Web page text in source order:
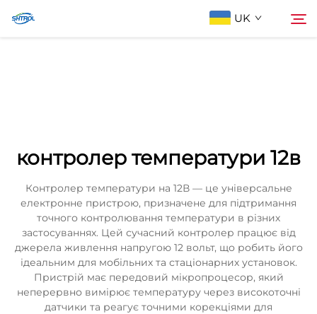
UK
Зв'яжіться з нами
контролер температури 12в
Контролер температури на 12В — це універсальне
електронне пристрою, призначене для підтримання
точного контролювання температури в різних
застосуваннях. Цей сучасний контролер працює від
джерела живлення напругою 12 вольт, що робить його
ідеальним для мобільних та стаціонарних установок.
Пристрій має передовий мікропроцесор, який
неперервно вимірює температуру через високоточні
датчики та реагує точними корекціями для